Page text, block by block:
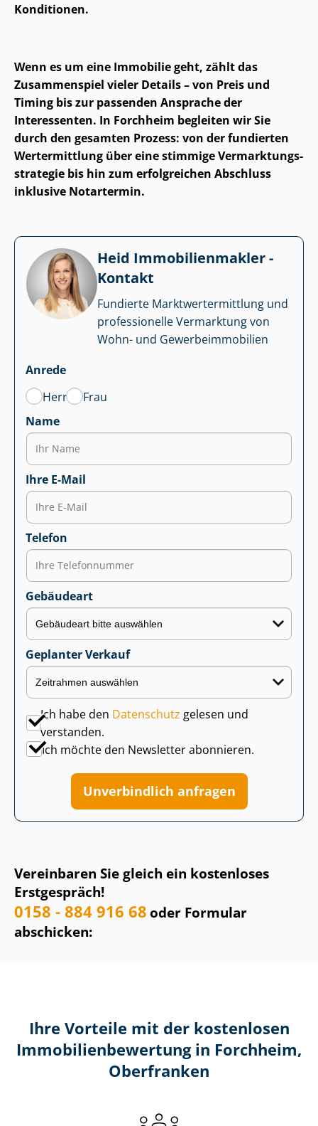
Konditionen.
Wenn es um eine Immobilie geht, zählt das
Zusammenspiel vieler Details – von Preis und
Timing bis zur passenden Ansprache der
Interessenten. In Forchheim begleiten wir Sie
durch den gesamten Prozess: von der fundierten
Wertermittlung über eine stimmige Ver­mark­tungs­
stra­te­gie bis hin zum erfolgreichen Abschluss
inklusive Notartermin.
Vereinbaren Sie gleich ein kostenloses
Erstgespräch!
0158 - 884 916 68oder Formular
abschicken:
Heid Im­mo­bi­li­en­mak­ler -
Kontakt
Fundierte Markt­wert­ermitt­lung und
professionelle Vermarktung von
Wohn- und Ge­wer­be­im­mo­bi­li­en
Anrede
Herr
Frau
Name
Ihre E-Mail
Telefon
Gebäudeart
Geplanter Verkauf
Ich habe den Datenschutz gelesen und
verstanden.
Ich möchte den Newsletter abonnieren.
Unverbindlich anfragen
Ihre Vorteile mit der kostenlosen
Im­mo­bi­li­en­be­wer­tung in Forchheim,
Oberfranken